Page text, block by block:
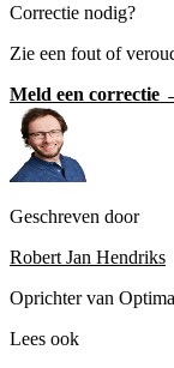
Correctie nodig?
Zie een fout of
Meld een correctie
Geschreven door
Robert Jan Hendriks
Oprichter van
Lees ook